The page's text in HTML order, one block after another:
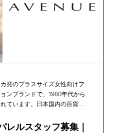
発のプラスサイズ女性向けフ
ンブランドで、1980年代から
ています。日本国内の百貨店
レルスタッフ募集｜